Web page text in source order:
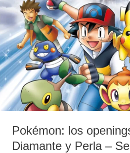
Pokémon: los
Diamante y Perla –
Pokémon:
openings
latinos
de
Diamante
y
Perla
–
musicales
parte